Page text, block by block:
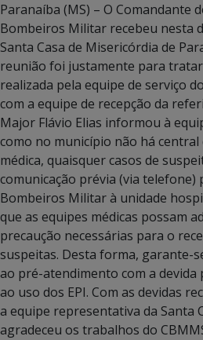
Paranaíba (MS) – O Comandante
Bombeiros Militar recebeu nesta
Santa Casa de Misericórdia de
reunião foi justamente para
realizada pela equipe de serviço
com a equipe de recepção da
Major Flávio Elias informou à
como no município não há
médica, quaisquer casos de
comunicação prévia (via
Bombeiros Militar à unidade
que as equipes médicas possam
precaução necessárias para o
suspeitas. Desta forma, garante-
ao pré-atendimento com a devida
ao uso dos EPI. Com as devidas
a equipe representativa da Santa
agradeceu os trabalhos do